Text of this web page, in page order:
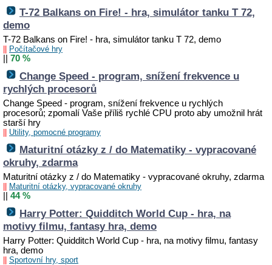
T-72 Balkans on Fire! - hra, simulátor tanku T 72,
demo
T-72 Balkans on Fire! - hra, simulátor tanku T 72, demo
Počítačové hry
70 %
Change Speed - program, snížení frekvence u
rychlých procesorů
Change Speed - program, snížení frekvence u rychlých
procesorů; zpomalí Vaše příliš rychlé CPU proto aby umožnil hrát
starší hry
Utility, pomocné programy
Maturitní otázky z / do Matematiky - vypracované
okruhy, zdarma
Maturitní otázky z / do Matematiky - vypracované okruhy, zdarma
Maturitní otázky, vypracované okruhy
44 %
Harry Potter: Quidditch World Cup - hra, na
motivy filmu, fantasy hra, demo
Harry Potter: Quidditch World Cup - hra, na motivy filmu, fantasy
hra, demo
Sportovní hry, sport